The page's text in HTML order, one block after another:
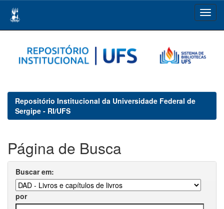
navigation
Repositório Institucional da Universidade Federal de
Sergipe - RI/UFS
Página de Busca
Buscar em:
por